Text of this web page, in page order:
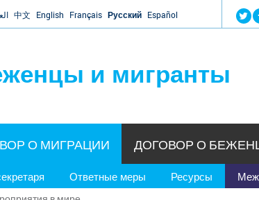
中文 English Français Русский Español
и мигранты
О МИГРАЦИИ
Ответные меры Ресурсы
ДОГОВОР О